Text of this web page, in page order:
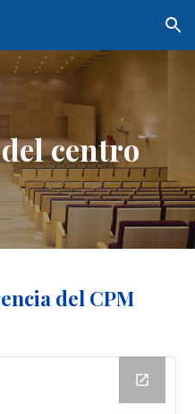
Skip to navigation
centro
del CPM